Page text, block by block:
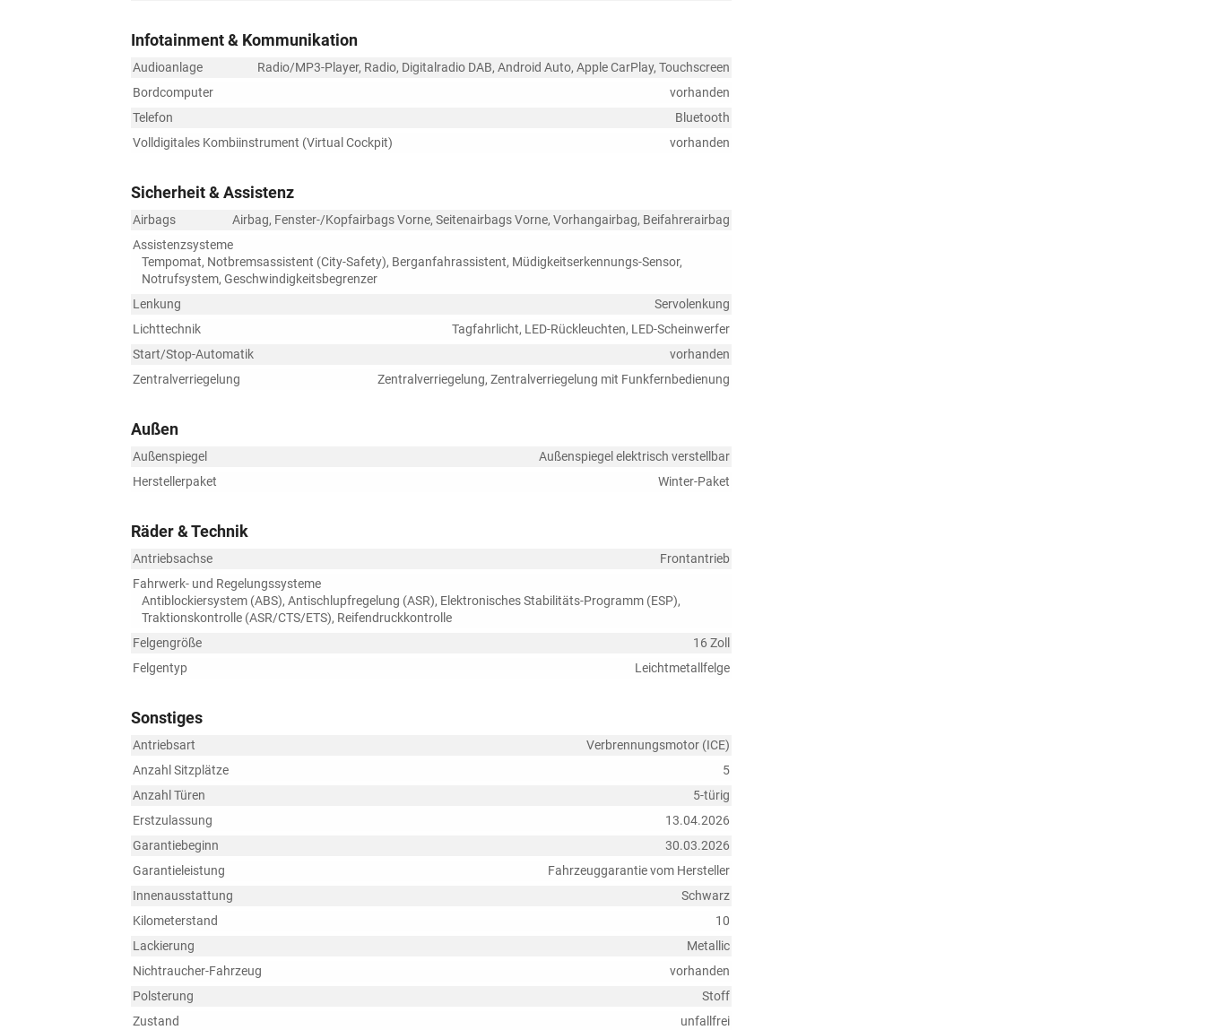
Infotainment & Kommunikation
Audioanlage
Radio/MP3-Player, Radio, Digitalradio DAB, Android Auto, Apple CarPlay, Touchscreen
Bordcomputer
vorhanden
Telefon
Bluetooth
Volldigitales Kombiinstrument (Virtual Cockpit)
vorhanden
Sicherheit & Assistenz
Airbags
Airbag, Fenster-/Kopfairbags Vorne, Seitenairbags Vorne, Vorhangairbag, Beifahrerairbag
Assistenzsysteme
Tempomat, Notbremsassistent (City-Safety), Berganfahrassistent, Müdigkeitserkennungs-Sensor,
Notrufsystem, Geschwindigkeitsbegrenzer
Lenkung
Servolenkung
Lichttechnik
Tagfahrlicht, LED-Rückleuchten, LED-Scheinwerfer
Start/Stop-Automatik
vorhanden
Zentralverriegelung
Zentralverriegelung, Zentralverriegelung mit Funkfernbedienung
Außen
Außenspiegel
Außenspiegel elektrisch verstellbar
Herstellerpaket
Winter-Paket
Räder & Technik
Antriebsachse
Frontantrieb
Fahrwerk- und Regelungssysteme
Antiblockiersystem (ABS), Antischlupfregelung (ASR), Elektronisches Stabilitäts-Programm (ESP),
Traktionskontrolle (ASR/CTS/ETS), Reifendruckkontrolle
Felgengröße
16 Zoll
Felgentyp
Leichtmetallfelge
Sonstiges
Antriebsart
Verbrennungsmotor (ICE)
Anzahl Sitzplätze
5
Anzahl Türen
5-türig
Erstzulassung
13.04.2026
Garantiebeginn
30.03.2026
Garantieleistung
Fahrzeuggarantie vom Hersteller
Innenausstattung
Schwarz
Kilometerstand
10
Lackierung
Metallic
Nichtraucher-Fahrzeug
vorhanden
Polsterung
Stoff
Zustand
unfallfrei